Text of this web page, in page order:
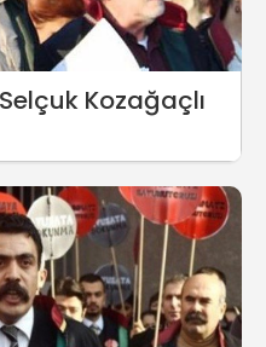
Kozağaçlı